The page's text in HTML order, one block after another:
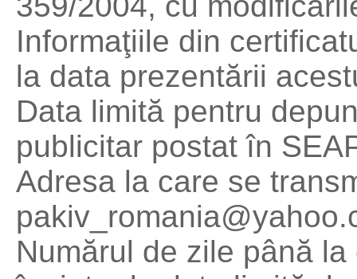
Informaţiile din
la data prezentării
Data limită pentru
publicitar postat în
Adresa la care se
Numărul de zile până